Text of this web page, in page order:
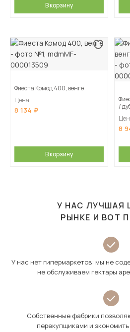
В корзину
Фиеста Комод 400, венге
Цена
8 134
В корзину
/
8
У НАС ЛУЧШАЯ
РЫНКЕ И ВОТ
У нас нет гипермаркетов: мы не
не обслуживаем гектары
Собственные фабрики
перекупщиками и